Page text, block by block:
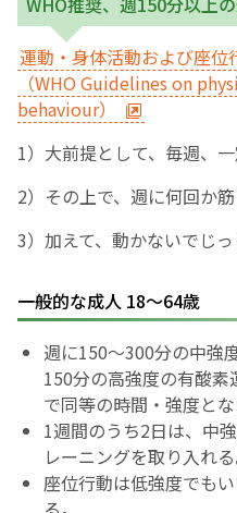
運動・身体活動および座
（WHO Guidelines on
behaviour）
1）大前提として、毎週、
2）その上で、週に何回か
3）加えて、動かないでじ
一般的な成人 18～64歳
週に150～300分の中強
150分の高強度の有酸
で同等の時間・強度と
1週間のうち2日は、中
レーニングを取り入れる
座位行動は低強度でも